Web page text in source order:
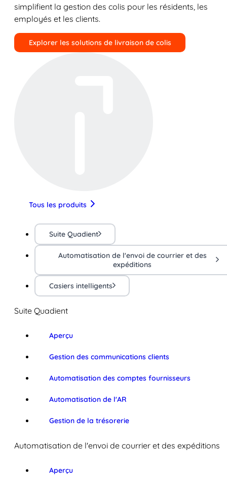
simplifient la gestion des colis pour les résidents, les
employés et les clients.
Explorer les solutions de livraison de colis
Tous les produits
Suite Quadient
Automatisation de l'envoi de courrier et des
expéditions
Casiers intelligents
Suite Quadient
Aperçu
Gestion des communications clients
Automatisation des comptes fournisseurs
Automatisation de l'AR
Gestion de la trésorerie
Automatisation de l'envoi de courrier et des expéditions
Aperçu